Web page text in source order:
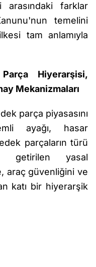
farklar
temelini
tam anlamıyla
Hiyerarşisi,
Mekanizmaları
parça piyasasını
ayağı, hasar
parçaların türü
getirilen yasal
araç güvenliğini ve
katı bir hiyerarşik